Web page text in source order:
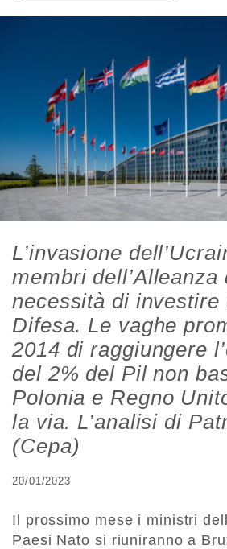
L’invasione
membri
necessità di investire
Difesa. Le vaghe
2014 di raggiungere
del 2% del Pil non
Polonia e Regno
la via. L’analisi di
(Cepa)
20/01/2023
Il prossimo mese i ministri
Paesi Nato si riuniranno a